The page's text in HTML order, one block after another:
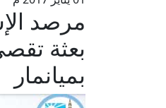
مرصد
بعثة
بميانمار